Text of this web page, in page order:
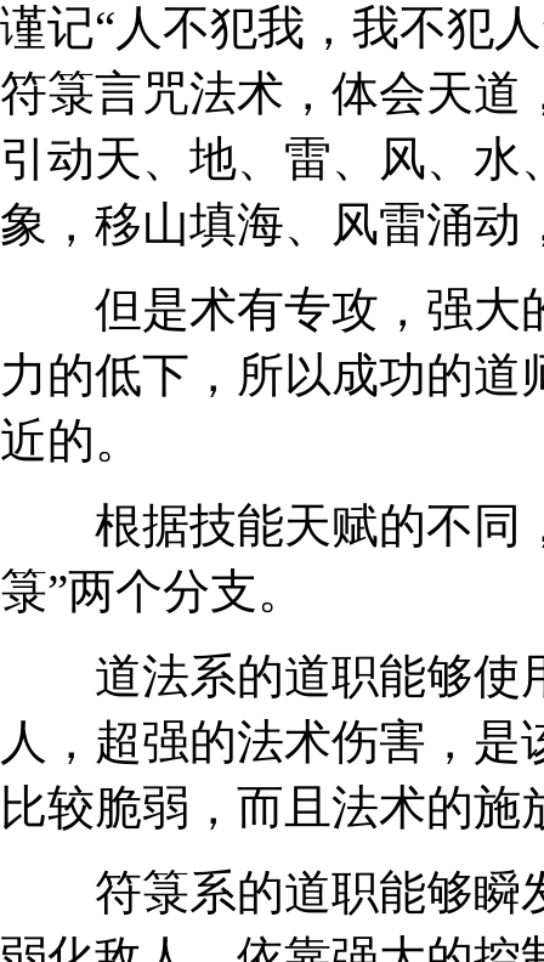
谨记“人不犯我，我不犯
符箓言咒法术，体会天道
引动天、地、雷、风、
象，移山填海、风雷涌动
但是术有专攻，强大
力的低下，所以成功的
近的。
根据技能天赋的不同
箓”两个分支。
道法系的道职能够使
人，超强的法术伤害，
比较脆弱，而且法术的
符箓系的道职能够瞬